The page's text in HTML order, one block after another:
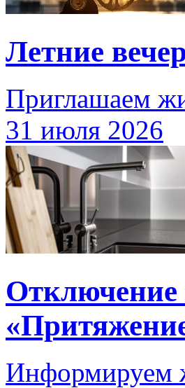
Летние
Приглашаем
31 июля 2026
Отключение
Информируем